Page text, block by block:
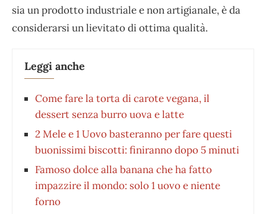
sia un prodotto industriale e non artigianale, è da
considerarsi un lievitato di ottima qualità.
Leggi anche
Come fare la torta di carote vegana, il
dessert senza burro uova e latte
2 Mele e 1 Uovo basteranno per fare questi
buonissimi biscotti: finiranno dopo 5 minuti
Famoso dolce alla banana che ha fatto
impazzire il mondo: solo 1 uovo e niente
forno